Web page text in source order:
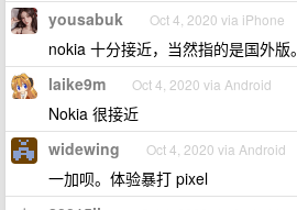
yousabuk Oct 4, 2020 via iPhone
nokia 十分接近，当然指的是国外版。
laike9m Oct 4, 2020 via Android
Nokia 很接近
widewing Oct 4, 2020 via Android
一加呗。体验暴打 pixel